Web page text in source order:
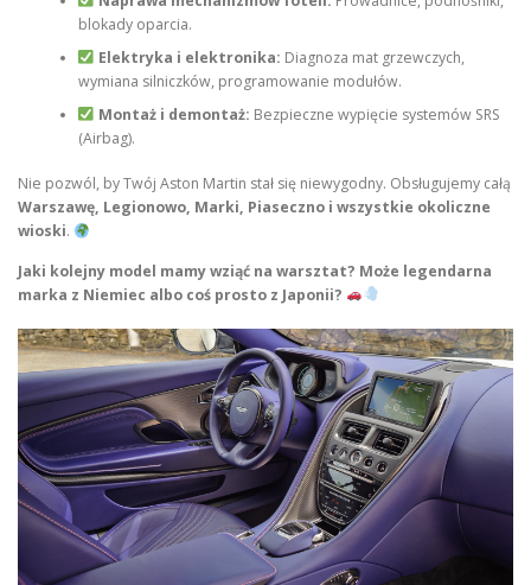
blokady oparcia.
Elektryka i elektronika: Diagnoza mat grzewczych,
wymiana silniczków, programowanie modułów.
Montaż i demontaż: Bezpieczne wypięcie systemów SRS
(Airbag).
Nie pozwól, by Twój Aston Martin stał się niewygodny. Obsługujemy całą
Warszawę, Legionowo, Marki, Piaseczno i wszystkie okoliczne
wioski.
Jaki kolejny model mamy wziąć na warsztat? Może legendarna
marka z Niemiec albo coś prosto z Japonii?